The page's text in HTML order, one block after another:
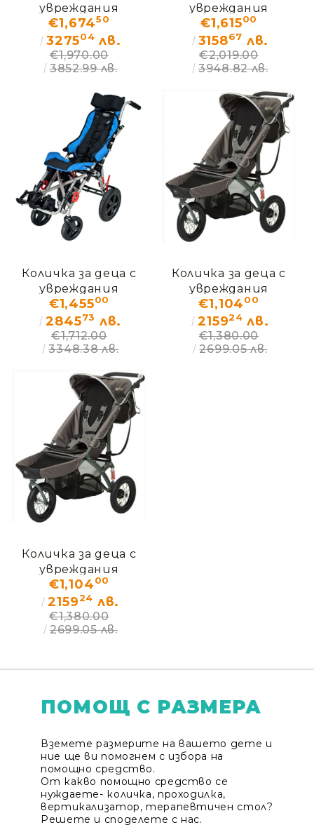
увреждания
ОМБРЕЛО – ДЕМО
(без кашон)
€1,67450
327504 лв.
€1,970.00
3852.99 лв.
увреждания
ОМБРЕЛО – ДЕМО
(без кашон)
€1,61500
315867 лв.
€2,019.00
3948.82 лв.
Количка за деца с
увреждания
ОМБРЕЛО – ДЕМО
(без кашон)
€1,45500
284573 лв.
€1,712.00
3348.38 лв.
Количка за деца с
увреждания
ДЖОГЕР – ДЕМО
(без кашон)
€1,10400
215924 лв.
€1,380.00
2699.05 лв.
Количка за деца с
увреждания
ДЖОГЕР – ДЕМО
(без кашон)
€1,10400
215924 лв.
€1,380.00
2699.05 лв.
ПОМОЩ С РАЗМЕРА
Вземете размерите на вашето дете и
ние ще ви помогнем с избора на
помощно средство.
От какво помощно средство се
нуждаете- количка, проходилка,
вертикализатор, терапевтичен стол?
Решете и споделете с нас.